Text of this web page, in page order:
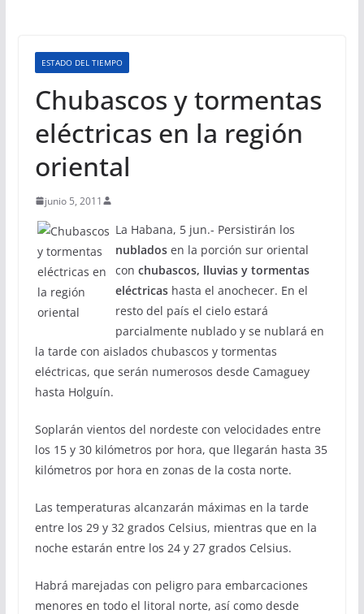
ESTADO DEL TIEMPO
Chubascos y tormentas
eléctricas en la región
oriental
junio 5, 2011
La Habana, 5 jun.- Persistirán los
nubladosen la porción sur oriental
con chubascos, lluvias y tormentas
eléctricashasta el anochecer. En el
resto del país el cielo estará
parcialmente nublado y se nublará en
la tarde con aislados chubascos y tormentas
eléctricas, que serán numerosos desde Camaguey
hasta Holguín.
Soplarán vientos del nordeste con velocidades entre
los 15 y 30 kilómetros por hora, que llegarán hasta 35
kilómetros por hora en zonas de la costa norte.
Las temperaturas alcanzarán máximas en la tarde
entre los 29 y 32 grados Celsius, mientras que en la
noche estarán entre los 24 y 27 grados Celsius.
Habrá marejadas con peligro para embarcaciones
menores en todo el litoral norte, así como desde